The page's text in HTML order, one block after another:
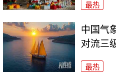
最热
中国气
对流三
最热